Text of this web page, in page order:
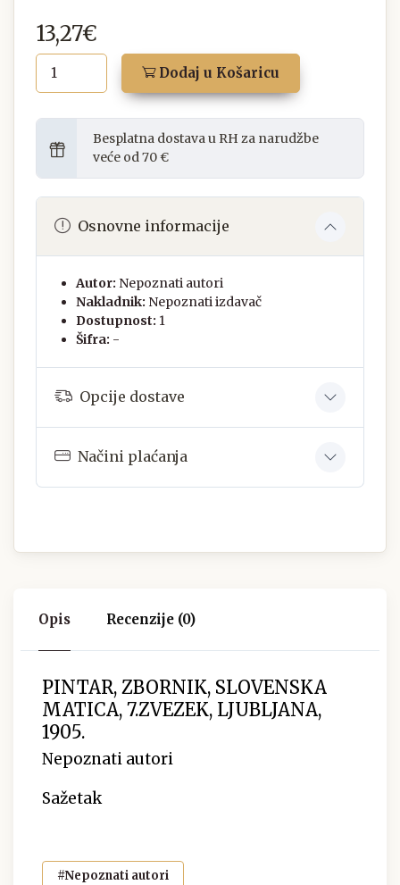
13,27€
Dodaj u Košaricu
Besplatna dostava u RH za narudžbe
veće od 70 €
Osnovne informacije
Autor: Nepoznati autori
Nakladnik: Nepoznati izdavač
Dostupnost: 1
Šifra: -
Opcije dostave
Načini plaćanja
Opis Recenzije (0)
PINTAR, ZBORNIK, SLOVENSKA
MATICA, 7.ZVEZEK, LJUBLJANA,
1905.
Nepoznati autori
Sažetak
#Nepoznati autori